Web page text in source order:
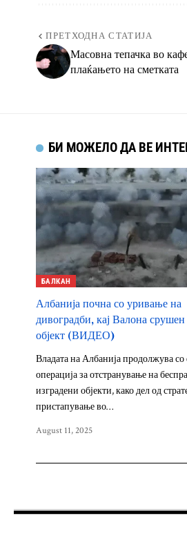
ПРЕТХОДНА СТАТИЈА
Масовна тепачка во
плаќањето на сметката
БИ МОЖЕЛО ДА ВЕ
БАЛКАН
Албанија почна со уривање на
дивоградби, кај Валона срушен
објект (ВИДЕО)
Владата на Албанија продолжува
операција за отстранување на
изградени објекти, како дел од
пристапување во…
August 11, 2025